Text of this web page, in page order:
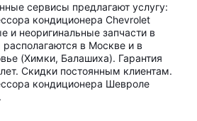
сервисы предлагают услугу:
кондиционера Chevrolet
и неоригинальные запчасти в
в Москве и в
(Химки, Балашиха). Гарантия
Скидки постоянным клиентам.
кондиционера Шевроле